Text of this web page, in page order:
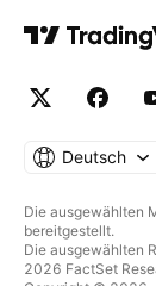
Deutsch
Die ausgewählten
bereitgestellt.
Die ausgewählten
2026 FactSet